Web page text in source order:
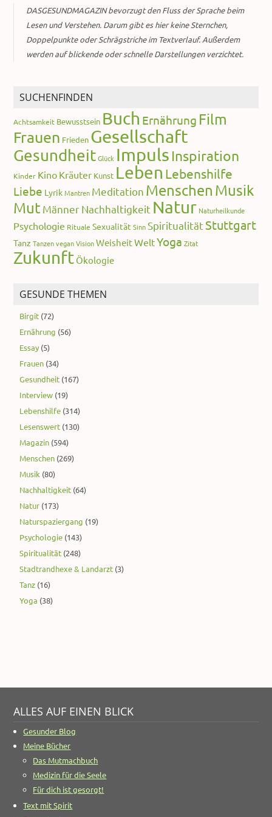
DASGESUNDMAGAZIN bevorzugt den Fluss der Sprache beim
Lesen und Verstehen. Darum gibt es hier keine Sternchen,
Doppelpunkte oder Schrägstriche im Textverlauf. Außerdem
werden auf blickende oder schnelle Darstellungen verzichtet.
SUCHENFINDEN
Achtsamkeit Bewusstsein Buch Ernährung Film
Frauen Frieden Gesellschaft
Gesundheit Glück Impuls Inspiration
Kinder Kino Kräuter Kunst Leben Lebenshilfe
Liebe Lyrik Mantren Meditation Menschen Musik
Mut MännerNachhaltigkeit Natur Naturheilkunde
Psychologie Rituale Sexualität Sinn SpiritualitätStuttgart
Tanz Tanzen vegan Vision WeisheitWeltYoga Zitat
Zukunft Ökologie
GESUNDE THEMEN
Birgit (72)
Ernährung (56)
Essay (5)
Frauen (34)
Gesundheit (167)
Interview (19)
Lebenshilfe (314)
Lesenswert (130)
Magazin (594)
Menschen (269)
Musik (80)
Nachhaltigkeit (64)
Natur (173)
Naturspaziergang (19)
Psychologie (143)
Spiritualität (248)
Stadtrandhexe & Landarzt (3)
Tanz (16)
Yoga (38)
ALLES AUF EINEN BLICK
Gesunder Blog
Meine Bücher
Das Mutmachbuch
Medizin für die Seele
Für dich ist gesorgt!
Text mit Spirit